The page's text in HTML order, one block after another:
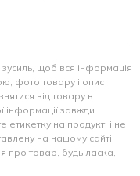
щоб вся інформація
фото товару і опис
від товару в
інформації завжди
на продукті і не
на нашому сайті.
про товар, будь ласка,